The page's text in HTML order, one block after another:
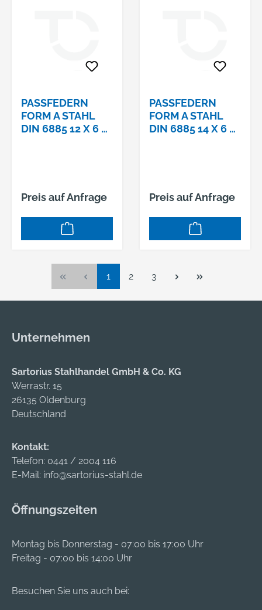
PASSFEDERN F
ORM A STAHL D
IN 6885 12 X 6 X 2
Preis auf Anfrage
PASSFEDERN F
ORM A STAHL D
IN 6885 14 X 6 X 3
Preis auf Anfrage
Seite
1 Seite
2 Seite
3
Unternehmen
Sartorius Stahlhandel GmbH & Co. KG
Werrastr. 15
26135 Oldenburg
Deutschland
Kontakt:
Telefon: 0441 / 2004 116
E-Mail: info@sartorius-stahl.de
Öffnungszeiten
Montag bis Donnerstag - 07:00 bis 17:00 Uhr
Freitag - 07:00 bis 14:00 Uhr
Besuchen Sie uns auch bei: